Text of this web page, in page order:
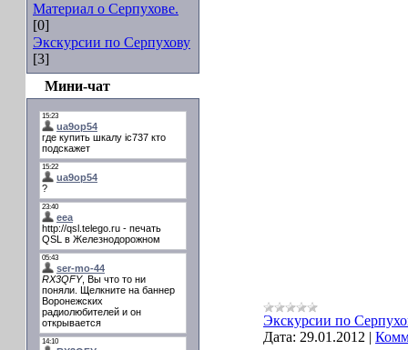
Материал о Серпухове.
[0]
Экскурсии по Серпухову
[3]
Мини-чат
Экскурсии по
Дата: 29.01.2012 |